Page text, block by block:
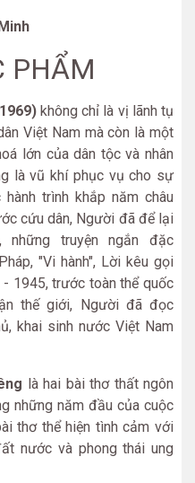
PHẨM
không chỉ là vị lãnh tụ
Việt Nam mà còn là một
lớn của dân tộc và nhân
là vũ khí phục vụ cho sự
trình khắp năm châu
cứu dân, Người đã để lại
những truyện ngắn đặc
"Vi hành", Lời kêu gọi
- 1945, trước toàn thể quốc
thế giới, Người đã đọc
khai sinh nước Việt Nam
là hai bài thơ thất ngôn
những năm đầu của cuộc
thơ thể hiện tình cảm với
nước và phong thái ung